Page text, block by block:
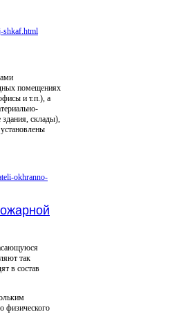
помещениях
и т.п.), а
склады),
так
в состав
физического